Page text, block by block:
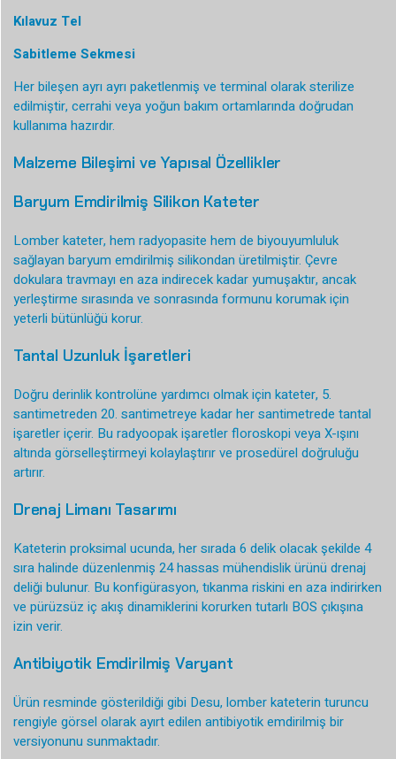
Kılavuz Tel
Sabitleme Sekmesi
Her bileşen ayrı ayrı paketlenmiş ve terminal olarak sterilize
edilmiştir, cerrahi veya yoğun bakım ortamlarında doğrudan
kullanıma hazırdır.
Malzeme Bileşimi ve Yapısal Özellikler
Baryum Emdirilmiş Silikon Kateter
Lomber kateter, hem radyopasite hem de biyouyumluluk
sağlayan baryum emdirilmiş silikondan üretilmiştir. Çevre
dokulara travmayı en aza indirecek kadar yumuşaktır, ancak
yerleştirme sırasında ve sonrasında formunu korumak için
yeterli bütünlüğü korur.
Tantal Uzunluk İşaretleri
Doğru derinlik kontrolüne yardımcı olmak için kateter, 5.
santimetreden 20. santimetreye kadar her santimetrede tantal
işaretler içerir. Bu radyoopak işaretler floroskopi veya X-ışını
altında görselleştirmeyi kolaylaştırır ve prosedürel doğruluğu
artırır.
Drenaj Limanı Tasarımı
Kateterin proksimal ucunda, her sırada 6 delik olacak şekilde 4
sıra halinde düzenlenmiş 24 hassas mühendislik ürünü drenaj
deliği bulunur. Bu konfigürasyon, tıkanma riskini en aza indirirken
ve pürüzsüz iç akış dinamiklerini korurken tutarlı BOS çıkışına
izin verir.
Antibiyotik Emdirilmiş Varyant
Ürün resminde gösterildiği gibi Desu, lomber kateterin turuncu
rengiyle görsel olarak ayırt edilen antibiyotik emdirilmiş bir
versiyonunu sunmaktadır.